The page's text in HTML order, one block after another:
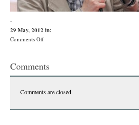
-
29 May, 2012 in:
Comments Offon
Comments
Comments are closed.